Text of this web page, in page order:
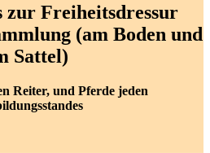
zur Freiheitsdressur
(am Boden und
Sattel)
Reiter, und Pferde jeden